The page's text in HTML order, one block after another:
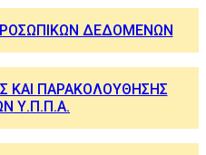
ΔΕΔΟΜΕΝΩΝ
ΚΑΙ ΠΑΡΑΚΟΛΟΥΘΗΣΗΣ
Υ.Π.Π.Α.